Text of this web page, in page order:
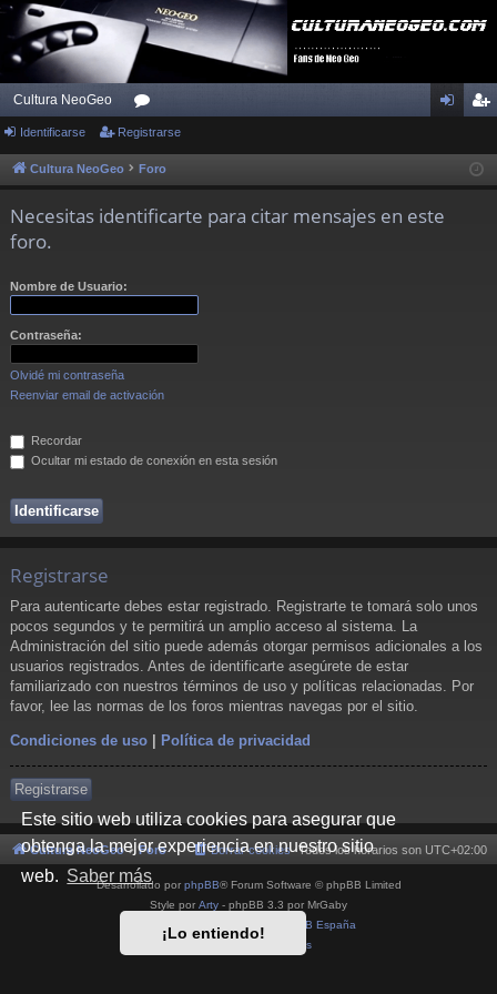
Este sitio web utiliza cookies para asegurar que
obtenga la mejor experiencia en nuestro sitio
web. Saber más
¡Lo entiendo!
Cultura NeoGeo
or
os ist
Identificarse Registrarse
Cultura NeoGeo Foro
Necesitas identificarte para citar mensajes en este
foro.
Nombre de Usuario:
Contraseña:
Olvidé mi contraseña
Reenviar email de activación
Recordar
Ocultar mi estado de conexión en esta sesión
Registrarse
Para autenticarte debes estar registrado. Registrarte te tomará solo unos
pocos segundos y te permitirá un amplio acceso al sistema. La
Administración del sitio puede además otorgar permisos adicionales a los
usuarios registrados. Antes de identificarte asegúrete de estar
familiarizado con nuestros términos de uso y políticas relacionadas. Por
favor, lee las normas de los foros mientras navegas por el sitio.
Condiciones de uso Política de privacidad
Registrarse
Cultura NeoGeo Foro Todos los horarios son UTC+02:00
Borrar cookies
Desarrollado por phpBB® Forum Software © phpBB Limited
Style por Arty - phpBB 3.3 por MrGaby
phpBB España
Condiciones